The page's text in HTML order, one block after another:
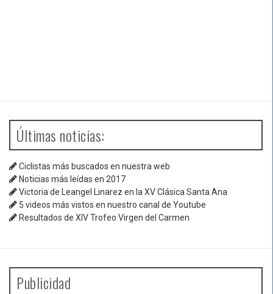
Últimas noticias:
Ciclistas más buscados en nuestra web
Noticias más leídas en 2017
Victoria de Leangel Linarez en la XV Clásica Santa Ana
5 videos más vistos en nuestro canal de Youtube
Resultados de XIV Trofeo Virgen del Carmen
Publicidad